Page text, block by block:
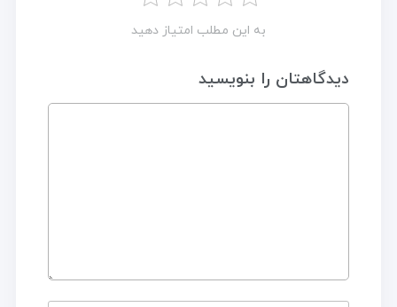
به این مطلب امتیاز دهید
دیدگاهتان را بنویسید